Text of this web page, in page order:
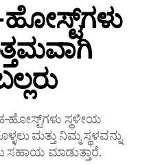
ಸ್ಥಳೀಯ
ಮತ್ತು ನಿಮ್ಮ ಸ್ಥಳವನ್ನು
ಸಹಾಯ ಮಾಡುತ್ತಾರೆ.